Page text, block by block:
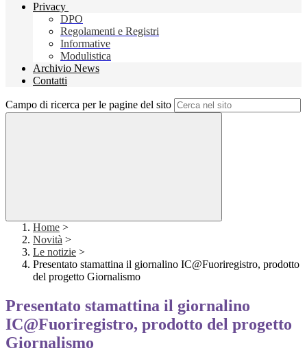
Privacy
DPO
Regolamenti e Registri
Informative
Modulistica
Archivio News
Contatti
Campo di ricerca per le pagine del sito
Home >
Novità >
Le notizie >
Presentato stamattina il giornalino IC@Fuoriregistro, prodotto
del progetto Giornalismo
Presentato stamattina il giornalino
IC@Fuoriregistro, prodotto del progetto
Giornalismo